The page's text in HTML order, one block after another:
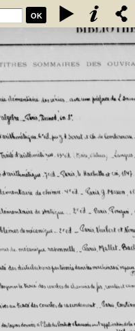
OK
et sciences des
Registre 46. Numéros
de Bordeaux